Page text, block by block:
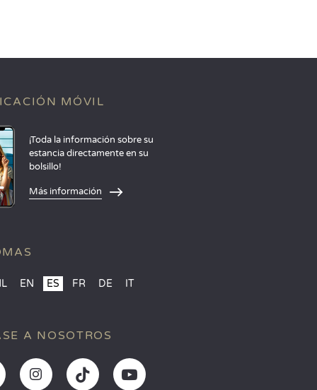
MÓVIL
¡Toda la información sobre su
estancia directamente en su
bolsillo!
Más información
EN ES FR DE IT
A NOSOTROS